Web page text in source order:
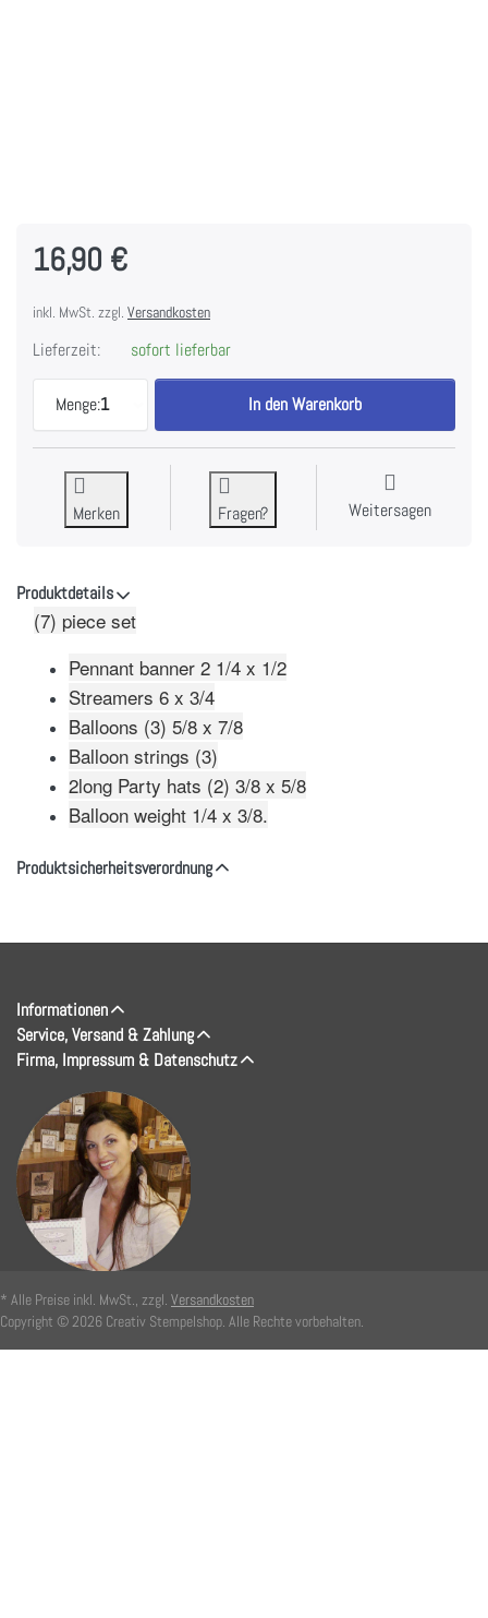
16,90 €
inkl. MwSt. zzgl. Versandkosten
Lieferzeit: sofort lieferbar
Menge:1
Party Decor - Die-namics zu 16,90 €, Menge 1.
In den Warenkorb
Merken Fragen? Weitersagen
Produktdetails
(7) piece set
Pennant banner 2 1/4 x 1/2
Streamers 6 x 3/4
Balloons (3) 5/8 x 7/8
Balloon strings (3)
2long Party hats (2) 3/8 x 5/8
Balloon weight 1/4 x 3/8.
Produktsicherheitsverordnung
Informationen
Service, Versand & Zahlung
Firma, Impressum & Datenschutz
* Alle Preise inkl. MwSt., zzgl. Versandkosten
Copyright © 2026 Creativ Stempelshop. Alle Rechte vorbehalten.